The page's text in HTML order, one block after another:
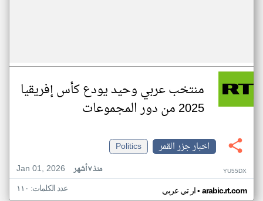
منتخب عربي وحيد يودع كأس إفريقيا
2025 من دور المجموعات
اخبار جزر القمر
Politics
Jan 01, 2026
منذ ٧ أشهر YU55DX
ار تي عربي• arabic.rt.com عدد الكلمات: ١١٠